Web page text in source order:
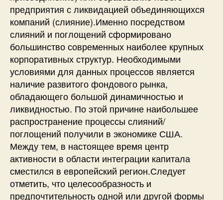
предприятия с ликвидацией объединяющихся
компаний (слияние).Именно посредством
слияний и поглощений сформировано
большинство современных наиболее крупных
корпоративных структур. Необходимыми
условиями для данных процессов является
наличие развитого фондового рынка,
обладающего большой динамичностью и
ликвидностью. По этой причине наибольшее
распространение процессы слияний/
поглощений получили в экономике США.
Между тем, в настоящее время центр
активности в области интеграции капитала
сместился в европейский регион.Следует
отметить, что целесообразность и
предпочтительность одной или другой формы